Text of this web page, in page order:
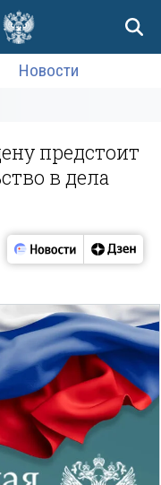
Новости
предстоит
в дела